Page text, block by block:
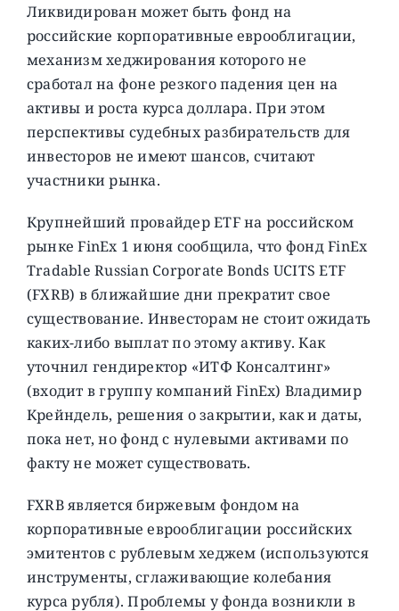
Ликвидирован может быть фонд на
российские корпоративные еврооблигации,
механизм хеджирования которого не
сработал на фоне резкого падения цен на
активы и роста курса доллара. При этом
перспективы судебных разбирательств для
инвесторов не имеют шансов, считают
участники рынка.
Крупнейший провайдер ETF на российском
рынке FinEx 1 июня сообщила, что фонд FinEx
Tradable Russian Corporate Bonds UCITS ETF
(FXRB) в ближайшие дни прекратит свое
существование. Инвесторам не стоит ожидать
каких-либо выплат по этому активу. Как
уточнил гендиректор «ИТФ Консалтинг»
(входит в группу компаний FinEx) Владимир
Крейндель, решения о закрытии, как и даты,
пока нет, но фонд с нулевыми активами по
факту не может существовать.
FXRB является биржевым фондом на
корпоративные еврооблигации российских
эмитентов с рублевым хеджем (используются
инструменты, сглаживающие колебания
курса рубля). Проблемы у фонда возникли в